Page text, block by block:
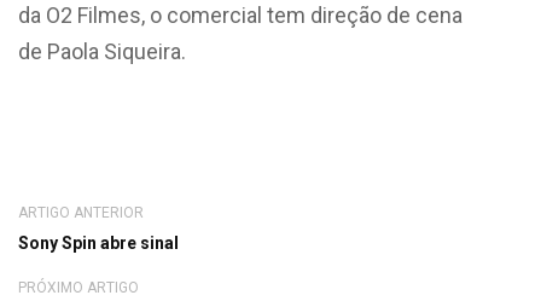
da O2 Filmes, o comercial tem direção de cena
de Paola Siqueira.
ARTIGO ANTERIOR
Sony Spin abre sinal
PRÓXIMO ARTIGO